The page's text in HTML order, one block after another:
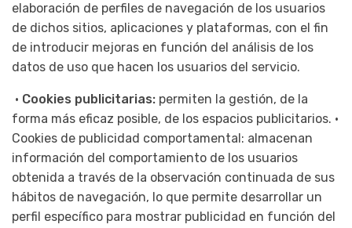
elaboración de perfiles de navegación de los usuarios
de dichos sitios, aplicaciones y plataformas, con el fin
de introducir mejoras en función del análisis de los
datos de uso que hacen los usuarios del servicio.
• Cookies publicitarias: permiten la gestión, de la
forma más eficaz posible, de los espacios publicitarios. •
Cookies de publicidad comportamental: almacenan
información del comportamiento de los usuarios
obtenida a través de la observación continuada de sus
hábitos de navegación, lo que permite desarrollar un
perfil específico para mostrar publicidad en función del